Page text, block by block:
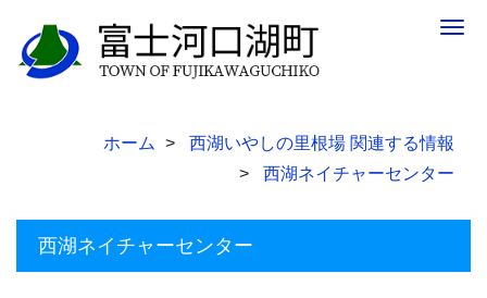
ホーム
西湖いやしの里根場 関連する情報
西湖ネイチャーセンター
西湖ネイチャーセンター